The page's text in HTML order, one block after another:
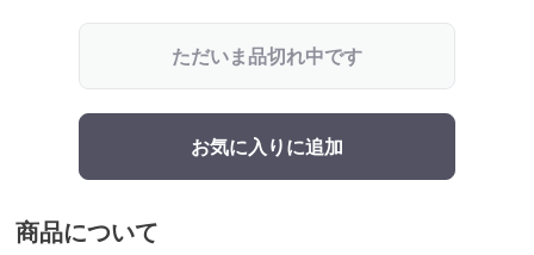
ただいま品切れ中です
お気に入りに追加
商品について